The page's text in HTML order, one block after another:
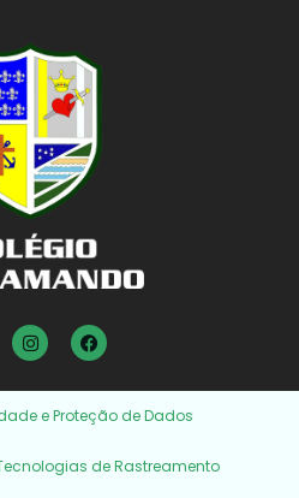
e Proteção de Dados
de Rastreamento